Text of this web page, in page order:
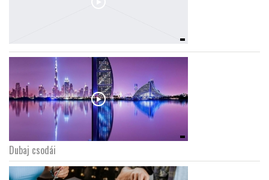
Dubaj csodái